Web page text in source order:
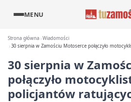
MENU
Strona główna Wiadomości
30 sierpnia w Zamościu Motoserce połączyło
30 sierpnia w
połączyło
policjantów